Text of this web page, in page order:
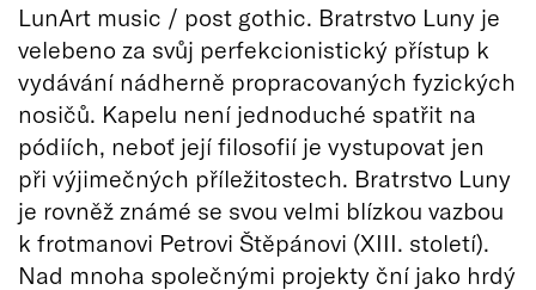
LunArt music / post gothic. Bratrstvo Luny je
velebeno za svůj perfekcionistický přístup k
vydávání nádherně propracovaných fyzických
nosičů. Kapelu není jednoduché spatřit na
pódiích, neboť její filosofií je vystupovat jen
při výjimečných příležitostech. Bratrstvo Luny
je rovněž známé se svou velmi blízkou vazbou
k frotmanovi Petrovi Štěpánovi (XIII. století).
Nad mnoha společnými projekty ční jako hrdý